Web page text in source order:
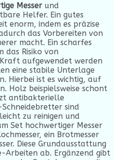
Messerund
Helfer. Ein gutes
enorm, indem es präzise
das Vorbereiten von
macht. Ein scharfes
das Risiko von
aufgewendet werden
eine stabile Unterlage
Hierbei ist es wichtig, auf
Holz beispielsweise schont
antibakterielle
sind
zu reinigen und
Set hochwertiger Messer
ein Brotmesser
Diese Grundausstattung
Arbeiten ab. Ergänzend gibt